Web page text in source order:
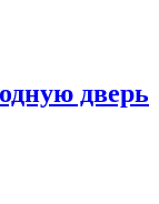
дверь